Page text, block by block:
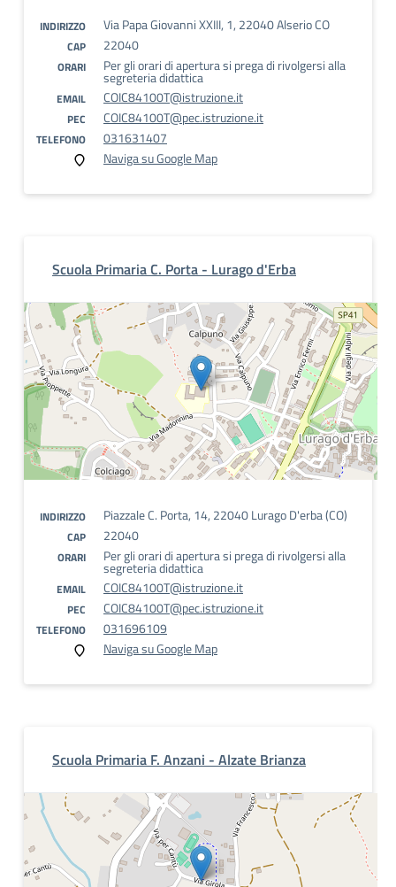
INDIRIZZO Via Papa Giovanni XXIII, 1, 22040 Alserio CO
CAP 22040
ORARI Per gli orari di apertura si prega di rivolgersi alla
segreteria didattica
EMAIL COIC84100T@istruzione.it
PEC COIC84100T@pec.istruzione.it
TELEFONO
031631407
Naviga su Google Map
Scuola Primaria C. Porta - Lurago d'Erba
INDIRIZZO Piazzale C. Porta, 14, 22040 Lurago D'erba (CO)
CAP 22040
ORARI Per gli orari di apertura si prega di rivolgersi alla
segreteria didattica
EMAIL COIC84100T@istruzione.it
PEC COIC84100T@pec.istruzione.it
TELEFONO
031696109
Naviga su Google Map
Scuola Primaria F. Anzani - Alzate Brianza